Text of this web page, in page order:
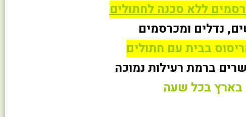
ללא סכנה לחתולים
נדלים ומכרסמים
בבית עם חתולים
ברמת רעילות נמוכה
בארץ בכל שעה